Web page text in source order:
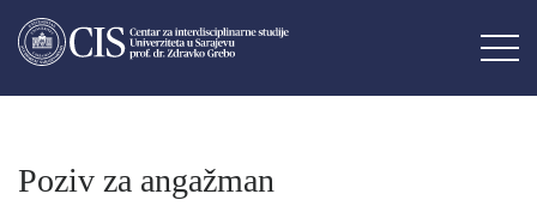
Poziv za angažman